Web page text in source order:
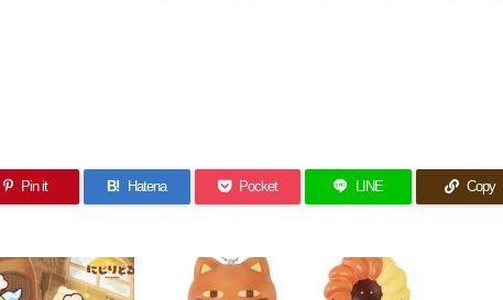
Pin it B! Hatena Pocket LINE Copy